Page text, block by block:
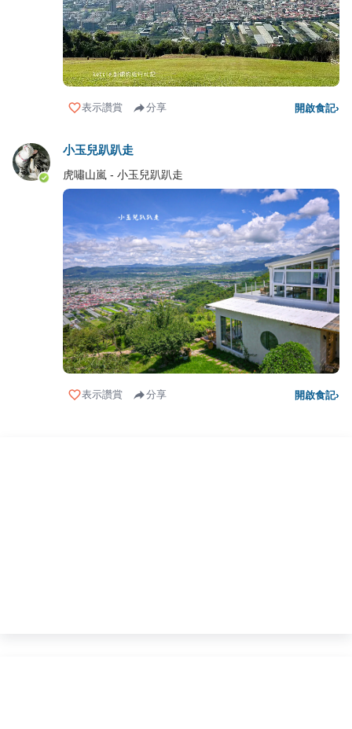
表示讚賞 分享 開啟食記›
小玉兒趴趴走
虎嘯山嵐 - 小玉兒趴趴走
表示讚賞 分享 開啟食記›